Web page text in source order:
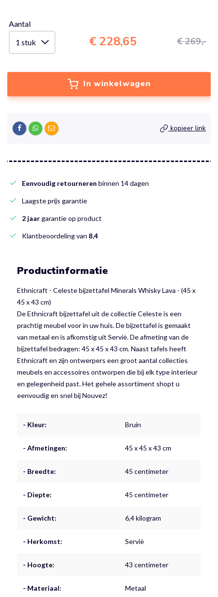
Aantal
€ 269,-
€ 228,65
In winkelwagen
kopieer link
Eenvoudig retourneren binnen 14 dagen
Laagste prijs garantie
2 jaargarantie op product
Klantbeoordeling van 8,4
Productinformatie
Ethnicraft - Celeste bijzettafel Minerals Whisky Lava - (45 x
45 x 43 cm)
De Ethnicraft bijzettafel uit de collectie Celeste is een
prachtig meubel voor in uw huis. De bijzettafel is gemaakt
van metaal en is afkomstig uit Servië. De afmeting van de
bijzettafel bedragen: 45 x 45 x 43 cm. Naast tafels heeft
Ethnicraft en zijn ontwerpers een groot aantal collecties
meubels en accessoires ontworpen die bij elk type interieur
en gelegenheid past. Het gehele assortiment shopt u
eenvoudig en snel bij Nouvez!
- Kleur: Bruin
- Afmetingen: 45 x 45 x 43 cm
- Breedte: 45 centimeter
- Diepte: 45 centimeter
- Gewicht: 6,4 kilogram
- Herkomst: Servië
- Hoogte: 43 centimeter
- Materiaal: Metaal